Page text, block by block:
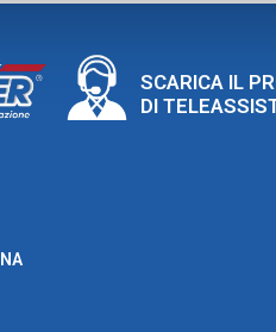
SCARICA IL
DI